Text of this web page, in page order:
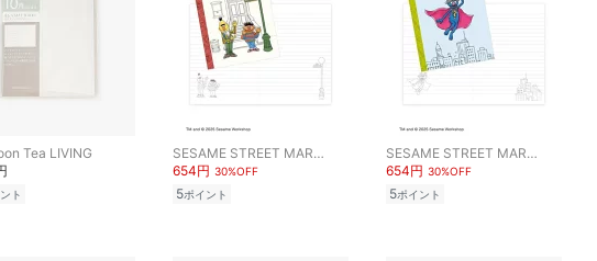
Tea LIVING
ト
SESAME STREET MARKET
654円 30%OFF
5ポイント
SESAME STREET MARKET
654円 30%OFF
5ポイント